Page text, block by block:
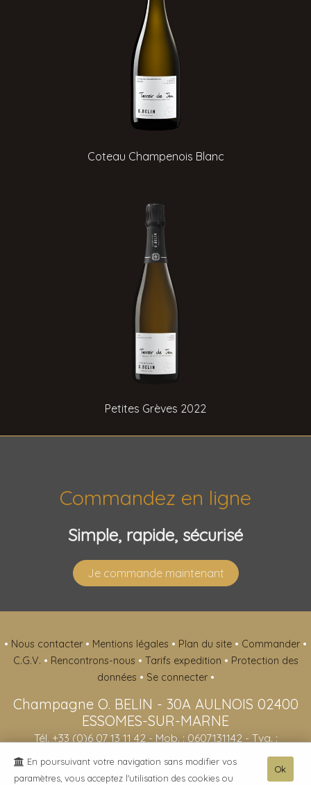
Coteau Champenois Blanc
Petites Grèves 2022
Commandez en ligne
Simple, rapide, sécurisé
Je commande maintenant
• Nous contacter • Mentions légales • Plan du site • Commander •
C.G.V. • Rencontrons-nous • Tarifs expedition • Protection des
données • Se connecter •
Champagne O. BELIN - 30A AULNOIS 02400
ESSOMES-SUR-MARNE
Tél. +33 (0)6 07 13 11 42 - Mob. : 0607131142 - Tva. :
- L'abus d'alcool est dangereux pour la santé, sachez consommer avec
Ok
En poursuivant votre navigation sans modifier vos
paramètres, vous acceptez l'utilisation des cookies ou